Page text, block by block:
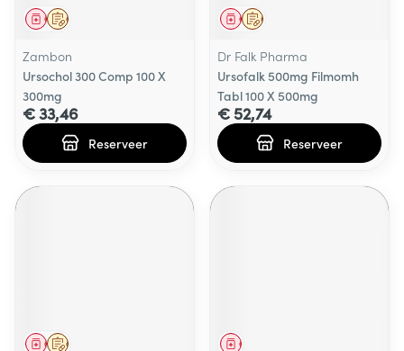
Op voorschrift
Geneesmiddel
Zambon
Ursochol 300 Comp 100 X
300mg
€ 33,46
Reserveer
Op voorschrift
Geneesmiddel
Dr Falk Pharma
Ursofalk 500mg Filmomh
Tabl 100 X 500mg
€ 52,74
Reserveer
Op voorschrift
Geneesmiddel Geneesmiddel